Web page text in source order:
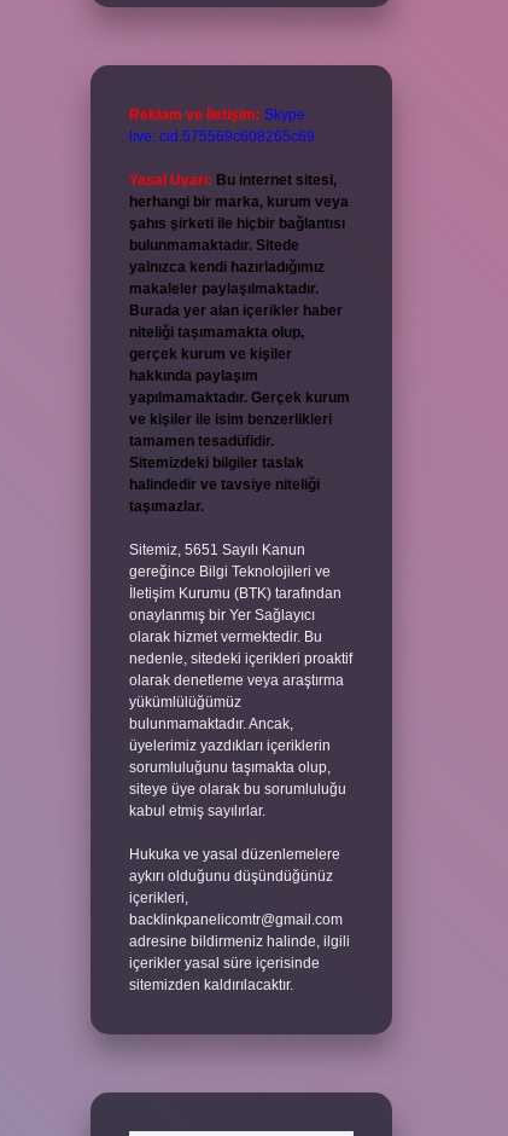
Reklam ve İletişim: Skype:
live:.cid.575569c608265c69
Yasal Uyarı: Bu internet sitesi,
herhangi bir marka, kurum veya
şahıs şirketi ile hiçbir bağlantısı
bulunmamaktadır. Sitede
yalnızca kendi hazırladığımız
makaleler paylaşılmaktadır.
Burada yer alan içerikler haber
niteliği taşımamakta olup,
gerçek kurum ve kişiler
hakkında paylaşım
yapılmamaktadır. Gerçek kurum
ve kişiler ile isim benzerlikleri
tamamen tesadüfidir.
Sitemizdeki bilgiler taslak
halindedir ve tavsiye niteliği
taşımazlar.
Sitemiz, 5651 Sayılı Kanun
gereğince Bilgi Teknolojileri ve
İletişim Kurumu (BTK) tarafından
onaylanmış bir Yer Sağlayıcı
olarak hizmet vermektedir. Bu
nedenle, sitedeki içerikleri proaktif
olarak denetleme veya araştırma
yükümlülüğümüz
bulunmamaktadır. Ancak,
üyelerimiz yazdıkları içeriklerin
sorumluluğunu taşımakta olup,
siteye üye olarak bu sorumluluğu
kabul etmiş sayılırlar.
Hukuka ve yasal düzenlemelere
aykırı olduğunu düşündüğünüz
içerikleri,
backlinkpanelicomtr@gmail.com
adresine bildirmeniz halinde, ilgili
içerikler yasal süre içerisinde
sitemizden kaldırılacaktır.